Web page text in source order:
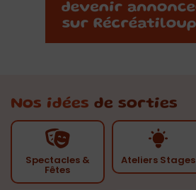
Nos idées de sorties
Spectacles &
Fêtes
Ateliers Stages